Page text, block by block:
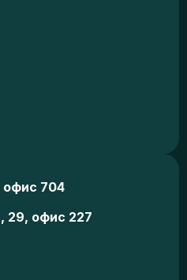
офис 704
29, офис 227